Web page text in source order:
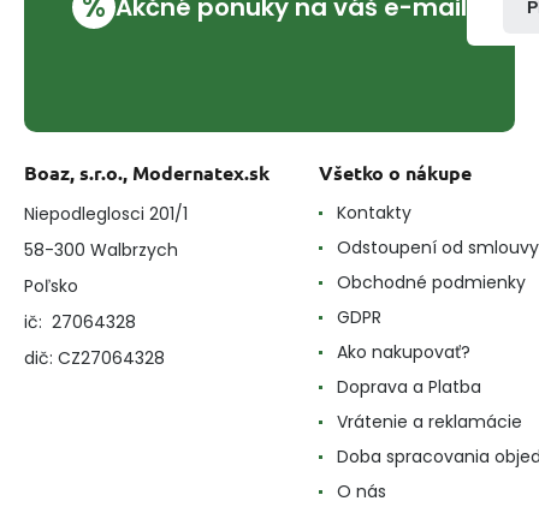
Akčné ponuky na váš e-mail
Boaz, s.r.o., Modernatex.sk
Niepodleglosci 201/1
58-300 Walbrzych
Poľsko
ič: 27064328
dič: CZ27064328
Všetko o nákupe
Kontakty
Odstoupení od smlouvy
Obchodné podmienky
GDPR
Ako nakupovať?
Doprava a Platba
Vrátenie a reklamácie
Doba spracovania
O nás